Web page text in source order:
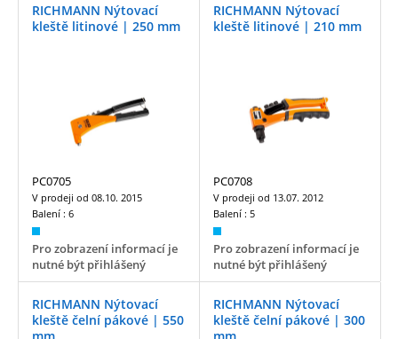
RICHMANN Nýtovací
kleště litinové | 250 mm
PC0705
V prodeji od 08.10. 2015
Balení : 6
Pro zobrazení informací je
nutné být přihlášený
RICHMANN Nýtovací
kleště litinové | 210 mm
PC0708
V prodeji od 13.07. 2012
Balení : 5
Pro zobrazení informací je
nutné být přihlášený
RICHMANN Nýtovací
kleště čelní pákové | 550
RICHMANN Nýtovací
kleště čelní pákové | 300